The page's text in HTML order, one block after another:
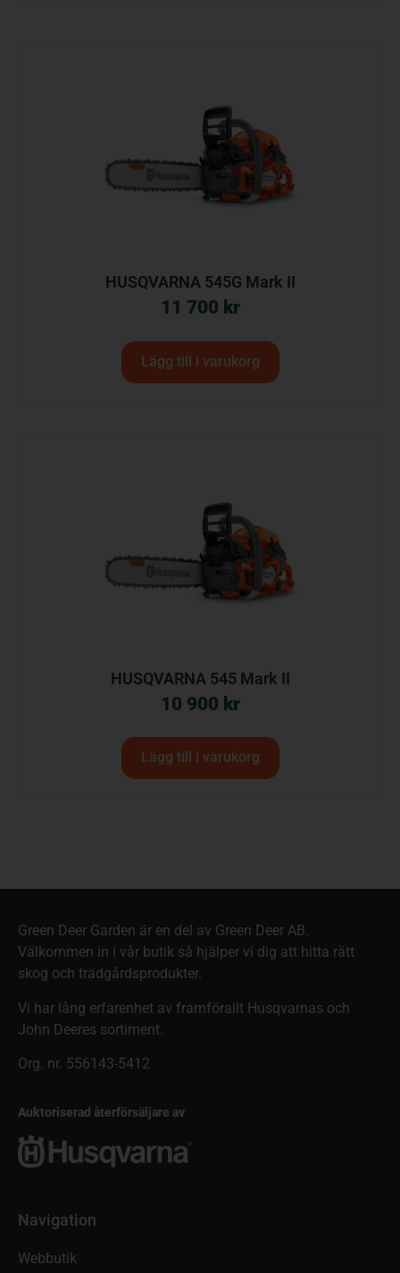
HUSQVARNA 545G Mark II
11 700 kr
Lägg till i varukorg
HUSQVARNA 545 Mark II
10 900 kr
Lägg till i varukorg
Green Deer Garden är en del av Green Deer AB.
Välkommen in i vår butik så hjälper vi dig att hitta rätt
skog och trädgårdsprodukter.
Vi har lång erfarenhet av framförallt Husqvarnas och
John Deeres sortiment.
Org. nr. 556143-5412
Auktoriserad återförsäljare av
Navigation
Webbutik